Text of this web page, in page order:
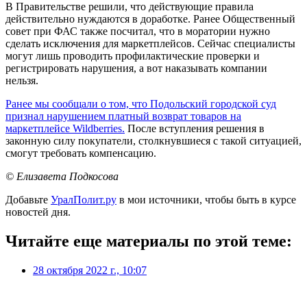
В Правительстве решили, что действующие правила
действительно нуждаются в доработке. Ранее Общественный
совет при ФАС также посчитал, что в моратории нужно
сделать исключения для маркетплейсов. Сейчас специалисты
могут лишь проводить профилактические проверки и
регистрировать нарушения, а вот наказывать компании
нельзя.
Ранее мы сообщали о том, что Подольский городской суд
признал нарушением платный возврат товаров на
маркетплейсе Wildberries. После вступления решения в
законную силу покупатели, столкнувшиеся с такой ситуацией,
смогут требовать компенсацию.
© Елизавета Подкосова
Добавьте УралПолит.ру в мои источники, чтобы быть в курсе
новостей дня.
Читайте еще материалы по этой теме:
28 октября 2022 г., 10:07